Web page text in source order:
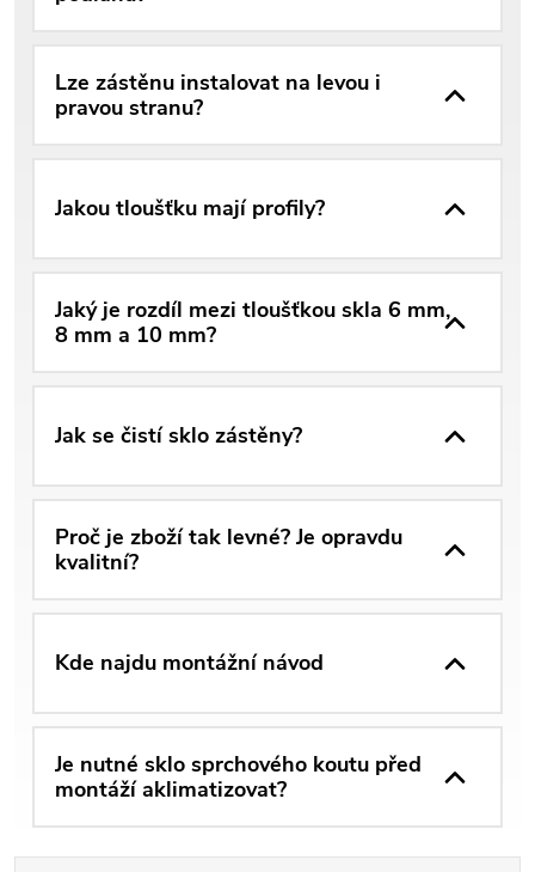
Lze zástěnu instalovat na levou i
pravou stranu?
Jakou tloušťku mají profily?
Jaký je rozdíl mezi tloušťkou skla 6 mm,
8 mm a 10 mm?
Jak se čistí sklo zástěny?
Proč je zboží tak levné? Je opravdu
kvalitní?
Kde najdu montážní návod
Je nutné sklo sprchového koutu před
montáží aklimatizovat?